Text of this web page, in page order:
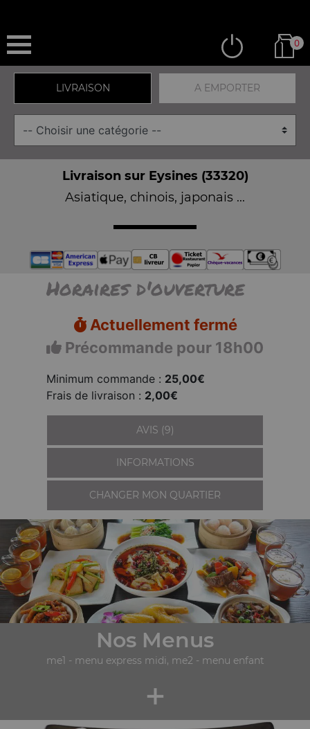
0
LIVRAISON A EMPORTER
Livraison sur Eysines (33320)
Asiatique, chinois, japonais ...
Horaires d'ouverture
Actuellement fermé
Précommande pour 18h00
Minimum commande : 25,00€
Frais de livraison : 2,00€
AVIS (9)
INFORMATIONS
CHANGER MON QUARTIER
Nos Menus
me1 - menu express midi, me2 - menu enfant
+